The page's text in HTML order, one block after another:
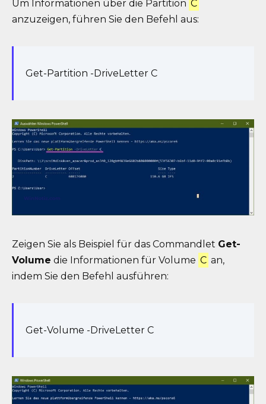
Um Informationen über die Partition C
anzuzeigen, führen Sie den Befehl aus:
Get-Partition -DriveLetter C
Zeigen Sie als Beispiel für das Commandlet Get-
Volume die Informationen für Volume C an,
indem Sie den Befehl ausführen:
Get-Volume -DriveLetter C